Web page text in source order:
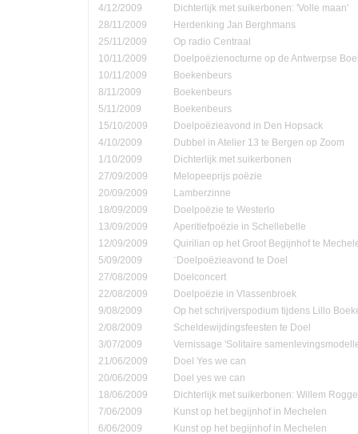
4/12/2009
Dichterlijk met suikerbonen: 'Volle maan'
28/11/2009
Herdenking Jan Berghmans
25/11/2009
Op radio Centraal
10/11/2009
Doelpoëzienocturne op de Antwerpse
10/11/2009
Boekenbeurs
8/11/2009
Boekenbeurs
5/11/2009
Boekenbeurs
15/10/2009
Doelpoëzieavond in Den Hopsack
4/10/2009
Dubbel in Atelier 13 te Bergen op Zoom
1/10/2009
Dichterlijk met suikerbonen
27/09/2009
Melopeeprijs poëzie
20/09/2009
Lamberzinne
18/09/2009
Doelpoëzie te Westerlo
13/09/2009
Aperitiefpoëzie in Schellebelle
12/09/2009
Quirilian op het Groot Begijnhof te
5/09/2009
¨Doelpoëzieavond te Doel
27/08/2009
Doelconcert
22/08/2009
Doelpoëzie in Vlassenbroek
9/08/2009
Op het schrijverspodium tijdens Lillo
2/08/2009
Scheldewijdingsfeesten te Doel
3/07/2009
Vernissage 'Solitaire
21/06/2009
Doel Yes we can
20/06/2009
Doel yes we can
18/06/2009
Dichterlijk met suikerbonen: Willem
7/06/2009
Kunst op het begijnhof in Mechelen
6/06/2009
Kunst op het begijnhof in Mechelen